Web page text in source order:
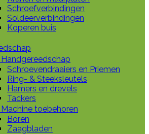
Schroefverbindingen
Soldeerverbindingen
Koperen buis
Handgereedschap
Schroevendraaiers en Priemen
Ring- & Steeksleutels
Hamers en drevels
Tackers
Machine toebehoren
Boren
Zaagbladen